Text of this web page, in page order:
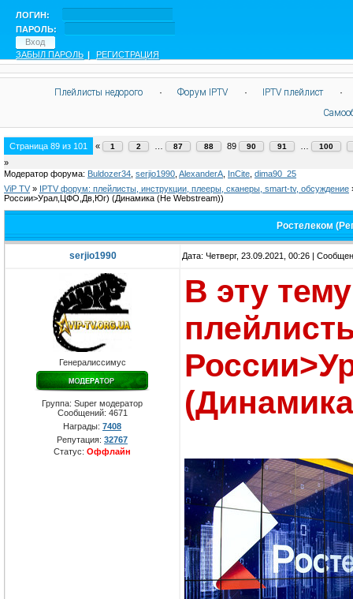
ЛОГИН:
ПАРОЛЬ:
ЗАБЫЛ ПАРОЛЬ | РЕГИСТРАЦИЯ
Плейлисты недорого · Форум IPTV · IPTV плейлист
·
Страница 89 из 101 « 1 2 87 88 89 90 91 100
»
Модератор форума: Buldozer34 serjio1990 AlexanderA InCite dima90_25
ViP TV » IPTV форум: плейлисты, инструкции, плееры, сканеры, smart-tv, обсуждение
России>Урал,ЦФО,Дв,Юг) (Динамика (Не Webstream))
Ростелеком
serjio1990 Дата: Четверг, 23.09.2021, 00:26 |
Генералиссимус
Группа: Super модератор
Сообщений: 4671
Награды: 7408
Репутация: 32767
Статус: Оффлайн
В эту